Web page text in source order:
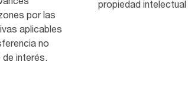
por las
aplicables
no
interés.
propiedad intelectual